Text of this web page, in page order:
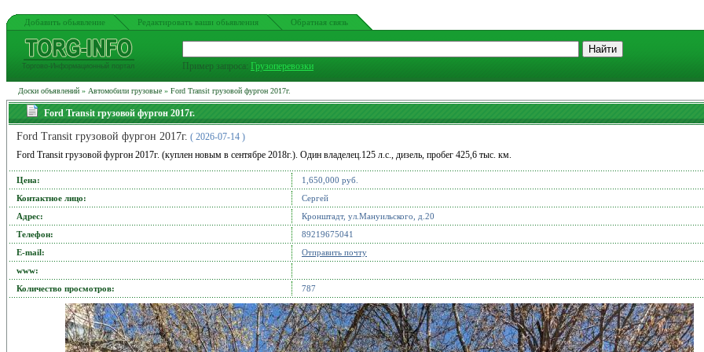
Добавить обьявление Редактировать ваши обьявления Обратная связь
Торгово-Информационный портал Пример запроса: Грузоперевозки
Доски объявлений » Автомобили грузовые » Ford Transit грузовой фургон 2017г.
Ford Transit грузовой фургон 2017г.
Ford Transit грузовой фургон 2017г. ( 2026-07-14 )
Ford Transit грузовой фургон 2017г. (куплен новым в сентябре 2018г.). Один владелец.125 л.с., дизель, пробег 425,6 тыс. км.
Цена:
1,650,000 руб.
Контактное лицо:
Сергей
Адрес:
Кронштадт, ул.Мануильского, д.20
Телефон:
89219675041
Е-mail:
Отправить почту
www:
Количество просмотров:
787